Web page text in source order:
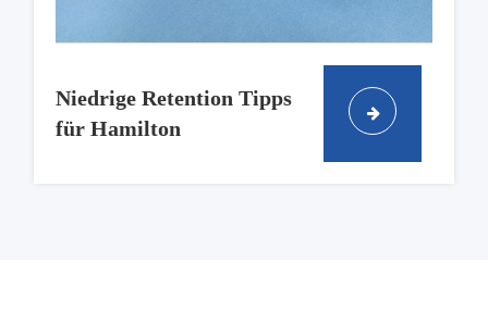
Niedrige Retention Tipps
für Hamilton